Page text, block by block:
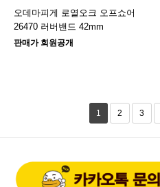
오데마피게 로열오크 오프쇼어
26470 러버밴드 42mm
판매가 회원공개
1 2 3